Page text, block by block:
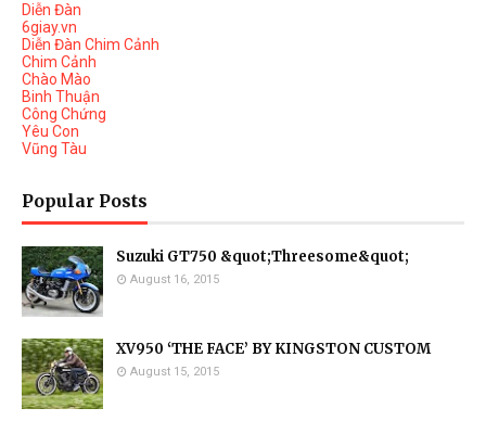
Diễn Đàn
6giay.vn
Diễn Đàn Chim Cảnh
Chim Cảnh
Chào Mào
Binh Thuận
Công Chứng
Yêu Con
Vũng Tàu
Popular Posts
Suzuki GT750 &quot;Threesome&quot;
August 16, 2015
XV950 ‘THE FACE’ BY KINGSTON CUSTOM
August 15, 2015